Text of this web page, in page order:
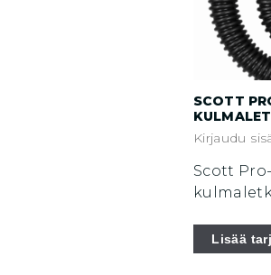
SCOTT
Kirjaudu
Scott
Lisää